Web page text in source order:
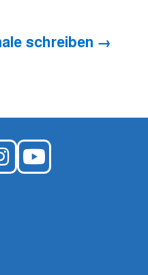
schreiben